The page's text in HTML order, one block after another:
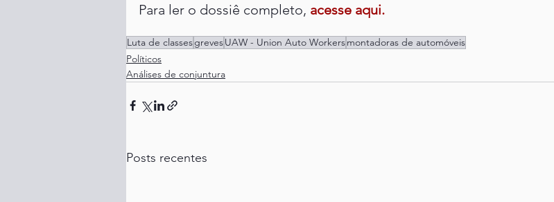
Para ler o dossiê completo, acesse aqui.
Luta de classesgrevesUAW - Union Auto Workersmontadoras de automóveis
Políticos
Análises de conjuntura
Posts recentes